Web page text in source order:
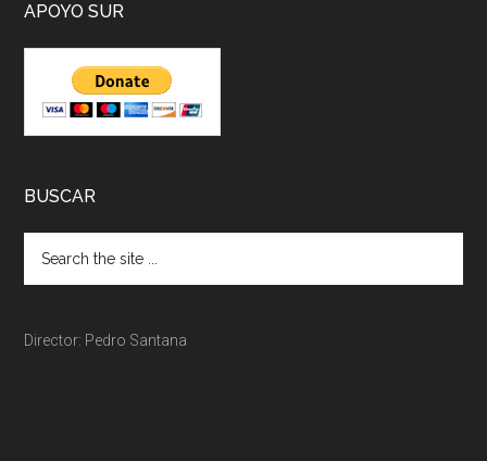
APOYO SUR
BUSCAR
Director: Pedro Santana